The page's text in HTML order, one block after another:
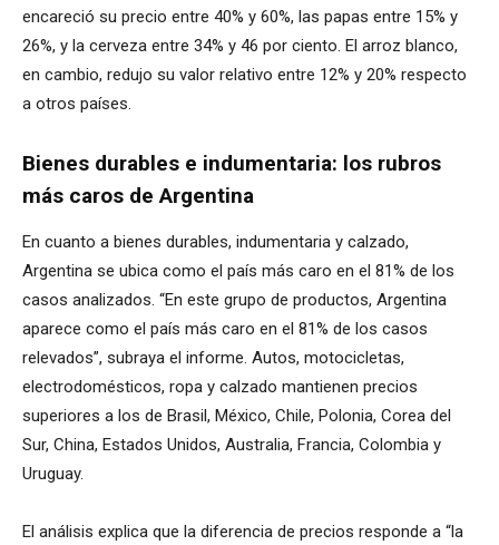
encareció su precio entre 40% y 60%, las papas entre 15% y
26%, y la cerveza entre 34% y 46 por ciento. El arroz blanco,
en cambio, redujo su valor relativo entre 12% y 20% respecto
a otros países.
Bienes durables e indumentaria: los rubros
más caros de Argentina
En cuanto a bienes durables, indumentaria y calzado,
Argentina se ubica como el país más caro en el 81% de los
casos analizados. “En este grupo de productos, Argentina
aparece como el país más caro en el 81% de los casos
relevados”, subraya el informe. Autos, motocicletas,
electrodomésticos, ropa y calzado mantienen precios
superiores a los de Brasil, México, Chile, Polonia, Corea del
Sur, China, Estados Unidos, Australia, Francia, Colombia y
Uruguay.
El análisis explica que la diferencia de precios responde a “la